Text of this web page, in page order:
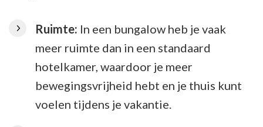
Ruimte: In een bungalow heb je vaak
meer ruimte dan in een standaard
hotelkamer, waardoor je meer
bewegingsvrijheid hebt en je thuis kunt
voelen tijdens je vakantie.